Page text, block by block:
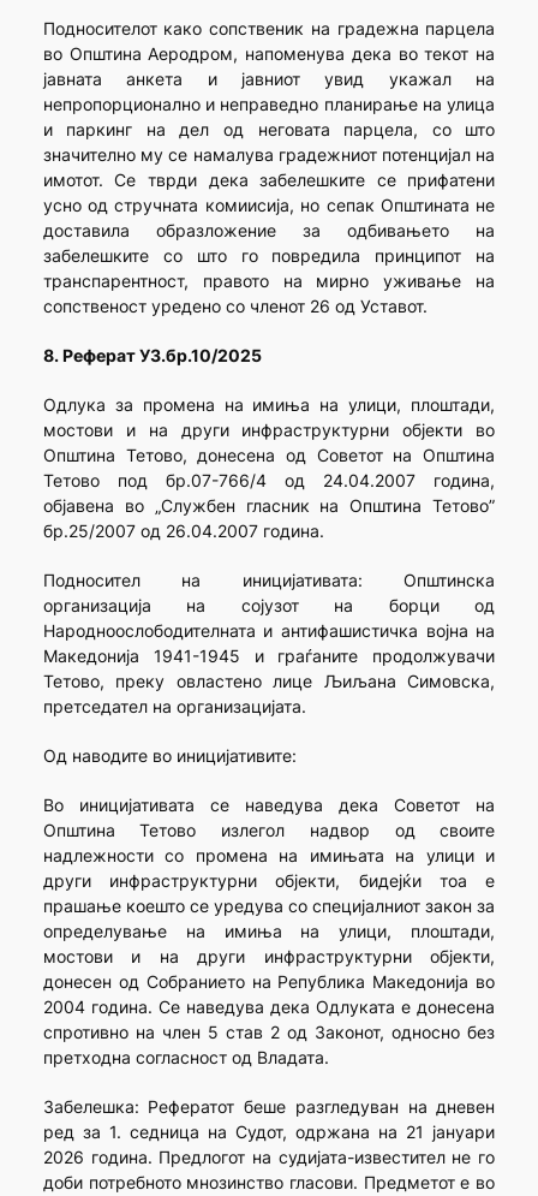
Подносителот како сопственик на градежна парцела
во Општина Аеродром, напоменува дека во текот на
јавната анкета и јавниот увид укажал на
непропорционално и неправедно планирање на улица
и паркинг на дел од неговата парцела, со што
значително му се намалува градежниот потенцијал на
имотот. Се тврди дека забелешките се прифатени
усно од стручната комиисија, но сепак Општината не
доставила образложение за одбивањето на
забелешките со што го повредила принципот на
транспарентност, правото на мирно уживање на
сопственост уредено со членот 26 од Уставот.
8. Реферат УЗ.бр.10/2025
Одлука за промена на имиња на улици, плоштади,
мостови и на други инфраструктурни објекти во
Општина Тетово, донесена од Советот на Општина
Тетово под бр.07-766/4 од 24.04.2007 година,
објавена во „Службен гласник на Општина Тетово”
бр.25/2007 од 26.04.2007 година.
Подносител на иницијативата: Општинска
организација на сојузот на борци од
Народноослободителната и антифашистичка војна на
Македонија 1941-1945 и граѓаните продолжувачи
Тетово, преку овластено лице Љиљана Симовска,
претседател на организацијата.
Од наводите во иницијативите:
Во иницијативата се наведува дека Советот на
Општина Тетово излегол надвор од своите
надлежности со промена на имињата на улици и
други инфраструктурни објекти, бидејќи тоа е
прашање коешто се уредува со специјалниот закон за
определување на имиња на улици, плоштади,
мостови и на други инфраструктурни објекти,
донесен од Собранието на Република Македонија во
2004 година. Се наведува дека Одлуката е донесена
спротивно на член 5 став 2 од Законот, односно без
претходна согласност од Владата.
Забелешка: Рефератот беше разгледуван на дневен
ред за 1. седница на Судот, одржана на 21 јануари
2026 година. Предлогот на судијата-известител не го
доби потребното мнозинство гласови. Предметот е во